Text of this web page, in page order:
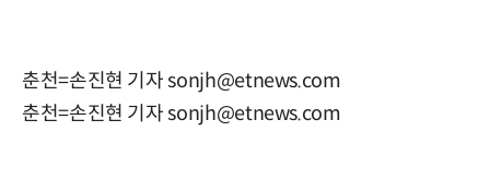
춘천=손진현 기자 sonjh@etnews.com
춘천=손진현 기자 sonjh@etnews.com